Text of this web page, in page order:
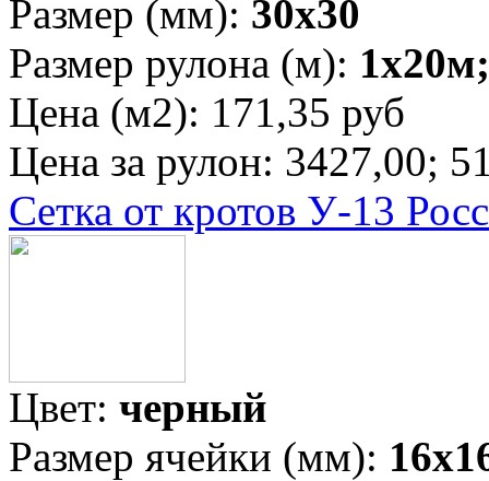
Размер (мм): 30х30
Размер рулона (м):
Цена (м2): 171,35 руб
Цена за рулон: 3427,00;
Сетка от кротов У-13
Цвет: черный
Размер ячейки (мм):